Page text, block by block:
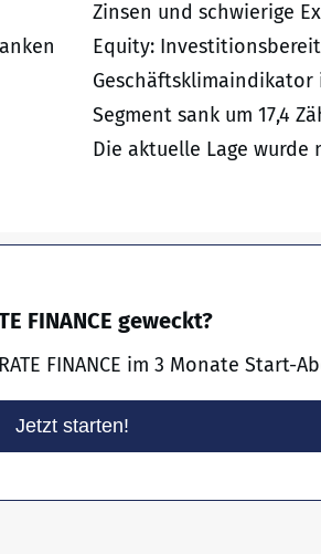
Zinsen und schwierige
Equity:
Segment sank um 17,4
Die aktuelle Lage wurde
FINANCE geweckt?
FINANCE im 3 Monate Start-
Jetzt starten!